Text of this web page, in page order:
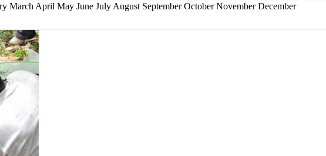
March April May June July August September October November December